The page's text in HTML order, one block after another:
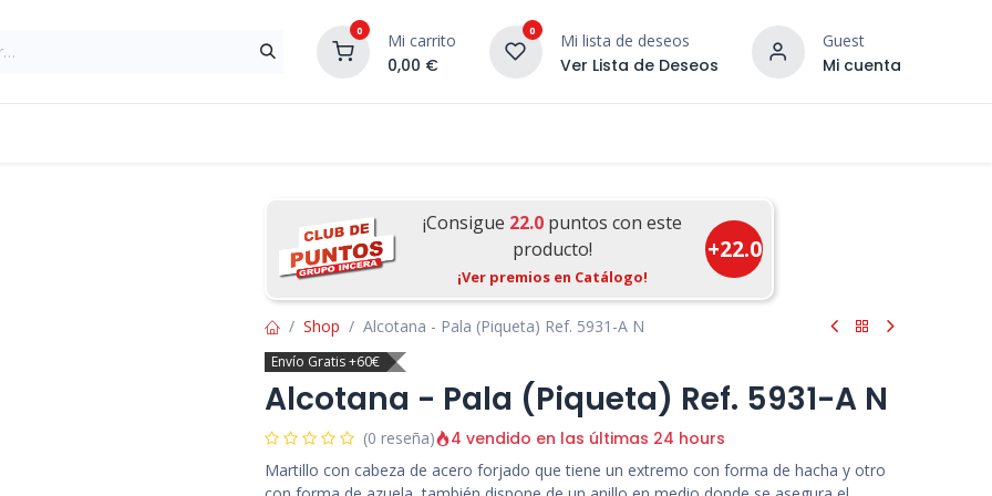
0 Mi carrito
0,00 €
0 Mi lista de deseos
Ver Lista de Deseos
Guest
Mi cuenta
¡DESCUBRE NUESTRO
¡Consigue 22.0 puntos con este
producto!
¡Ver premios en Catálogo!
+22.0
Shop Alcotana - Pala (Piqueta) Ref. 5931-A N
Envío Gratis +60€
Alcotana - Pala (Piqueta) Ref. 5931-A N
(0 reseña) 4 vendido en las últimas 24 hours
Martillo con cabeza de acero forjado que tiene un extremo con forma de hacha y otro